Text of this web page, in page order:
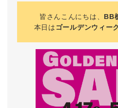
皆さんこんにちは、 BB
本日は ゴールデンウィー